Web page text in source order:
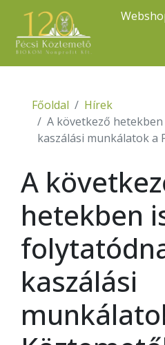
Főoldal
Hírek
A következő
kaszálási munkálatok a
A
hetekben
kaszálási